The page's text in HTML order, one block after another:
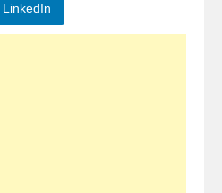
LinkedIn